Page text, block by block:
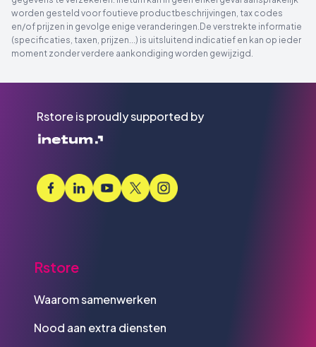
worden gesteld voor foutieve productbeschrijvingen, tax codes
en/of prijzen in gevolge enige veranderingen.De verstrekte informatie
(specificaties, taxen, prijzen...) is uitsluitend indicatief en kan op ieder
moment zonder verdere aankondiging worden gewijzigd.
Rstore is proudly supported by
Rstore
Waarom samenwerken
Nood aan extra diensten